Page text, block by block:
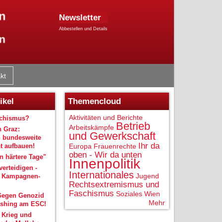
Newsletter
Abbestellen und Details
Graz:
bundesweite
aufbauen!
härtere Tage"
-
Genozid
am ESC!
Krieg und
Themencloud
Aktivitäten und Berichte
Arbeitskämpfe Betrieb
und Gewerkschaft
Europa Frauenrechte Ihr da
oben - Wir da unten
Innenpolitik
Internationales Jugend
Rechtsextremismus und
Faschismus Soziales Wien
Mehr